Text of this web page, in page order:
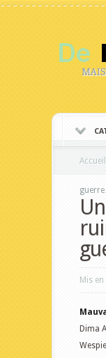
Accueil
Mis
Dima